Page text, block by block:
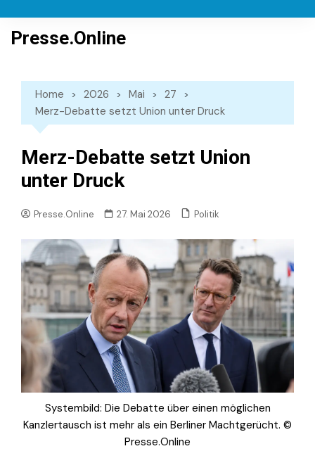
content
Presse.Online
Home 2026 Mai
27
Merz-Debatte setzt Union unter Druck
Merz-Debatte setzt Union
unter Druck
Presse.Online 27. Mai 2026 Politik
Systembild: Die Debatte über einen möglichen
Kanzlertausch ist mehr als ein Berliner Machtgerücht. ©
Presse.Online